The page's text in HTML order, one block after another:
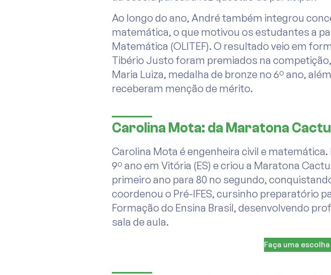
Ao longo do ano, André também integrou
matemática, o que motivou os estudantes a
Matemática (OLITEF). O resultado veio em
Tibério Justo foram premiados na
Maria Luiza, medalha de bronze no 6º ano,
receberam menção de mérito.
Carolina Mota: da Maratona
Carolina Mota é engenheira civil e
9º ano em Vitória (ES) e criou a Maratona
primeiro ano para 80 no segundo,
coordenou o Pré-IFES, cursinho preparatório
Formação do Ensina Brasil, desenvolvendo
sala de aula.
Faça uma